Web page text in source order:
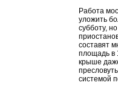
Работа
уложить
субботу,
составят
площадь в
крыше
системой